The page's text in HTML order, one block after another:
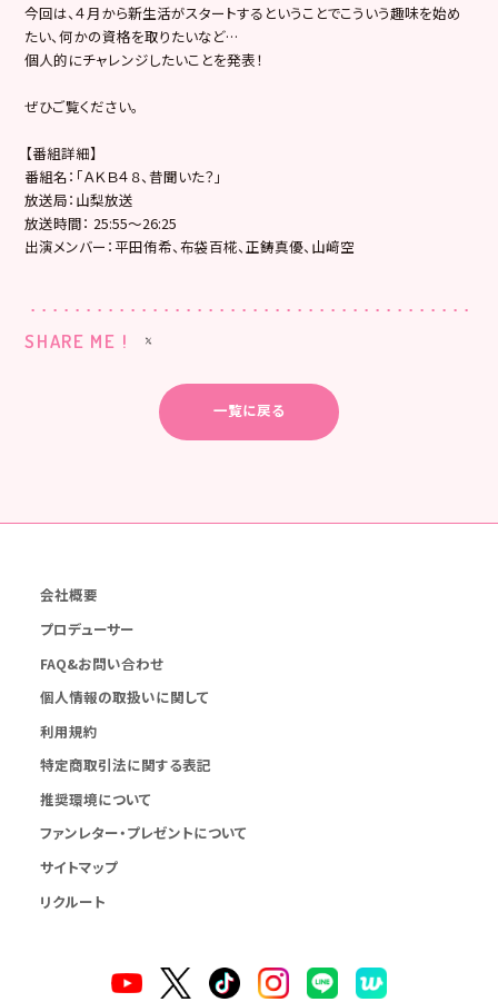
今回は、４月から新生活がスタートするということでこういう趣味を始め
たい、何かの資格を取りたいなど…
個人的にチャレンジしたいことを発表！
ぜひご覧ください。
【番組詳細】
番組名：「ＡＫＢ４ ８、昔聞いた？」
放送局：山梨放送
放送時間： 25:55〜26:25
出演メンバー：平田侑希、布袋百椛、正鋳真優、山﨑空
SHARE ME !
一覧に戻る
会社概要
プロデューサー
FAQ&お問い合わせ
個人情報の取扱いに関して
利用規約
特定商取引法に関する表記
推奨環境について
ファンレター・プレゼントについて
サイトマップ
リクルート